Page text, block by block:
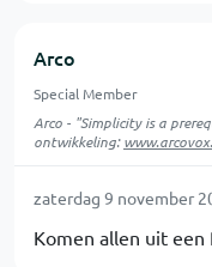
Arco
Special Member
Arco - "Simplicity is a
ontwikkeling:
zaterdag 9 november
Komen allen uit een